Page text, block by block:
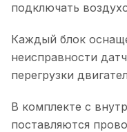
подключать
Каждый блок
неисправности
перегрузки
В комплекте с
поставляются